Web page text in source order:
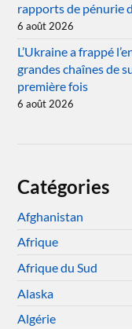
rapports de pénurie
6 août 2026
L’Ukraine a frappé
grandes chaînes de
première fois
6 août 2026
Catégories
Afghanistan
Afrique
Afrique du Sud
Alaska
Algérie